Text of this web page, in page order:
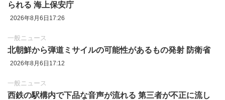
られる 海上保安庁
2026年8月6日17:26
一般ニュース
北朝鮮から弾道ミサイルの可能性があるもの発射 防衛省
2026年8月6日17:12
一般ニュース
西鉄の駅構内で下品な音声が流れる 第三者が不正に流し